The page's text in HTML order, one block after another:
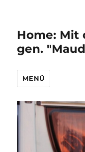
Home: Mit
gen.
MENÜ